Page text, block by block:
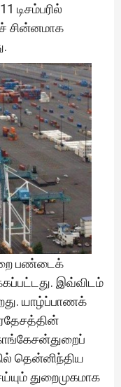
டிசம்பரில்
சின்னமாக
பண்டைக்
இவ்விடம்
யாழ்ப்பாணக்
தென்னிந்திய
துறைமுகமாக